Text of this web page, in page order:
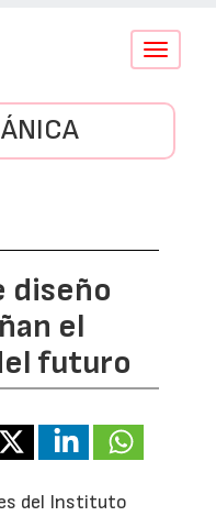
Conmutar
diseño
el
futuro
del Instituto